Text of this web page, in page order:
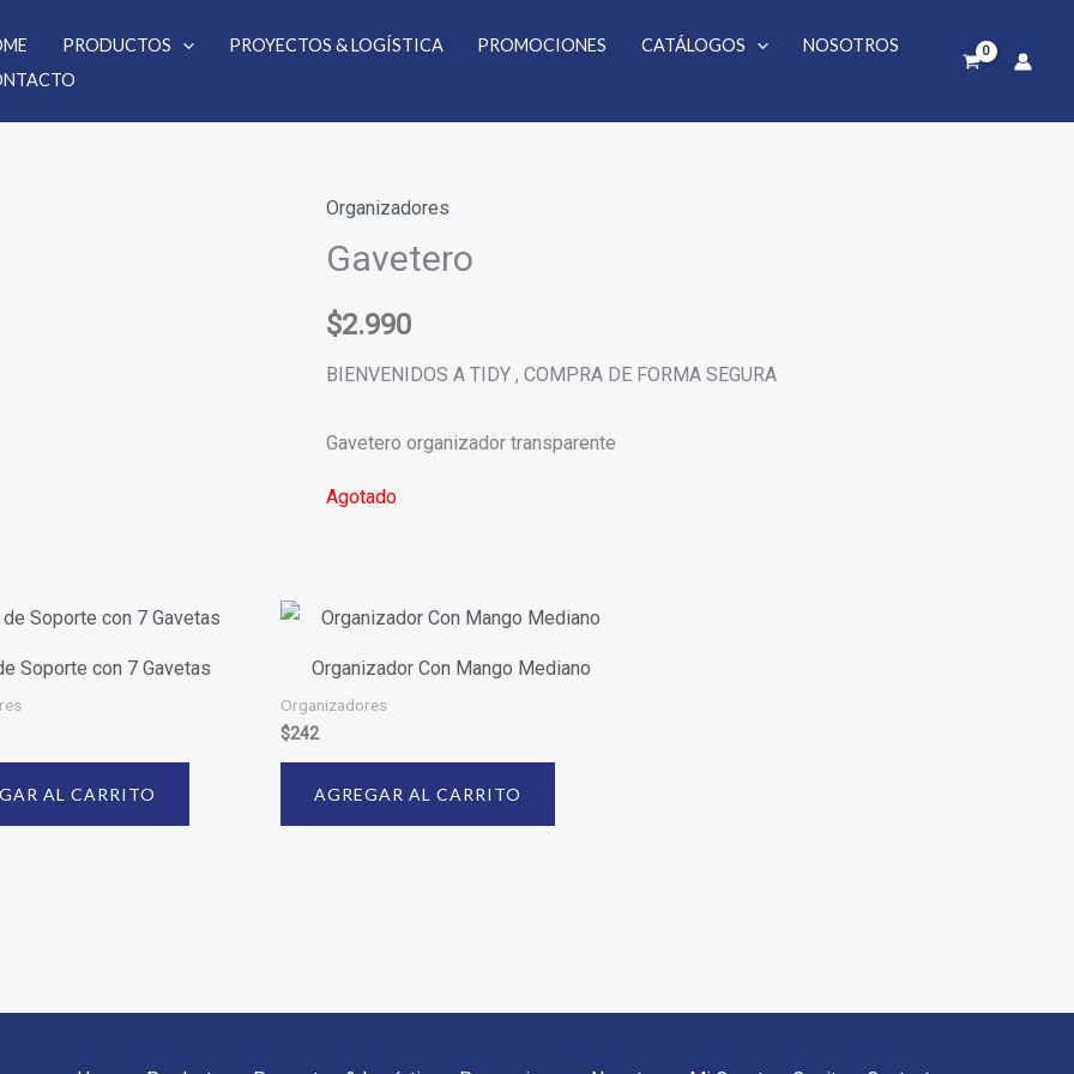
PRODUCTOS PROYECTOS & LOGÍSTICA PROMOCIONES CATÁLOGOS
NOSOTROS
Organizadores
Gavetero
$2.990
BIENVENIDOS A TIDY , COMPRA DE FORMA SEGURA
Gavetero organizador transparente
Agotado
Soporte con 7 Gavetas
AL CARRITO
Organizador Con Mango Mediano
Organizadores
$242
AGREGAR AL CARRITO